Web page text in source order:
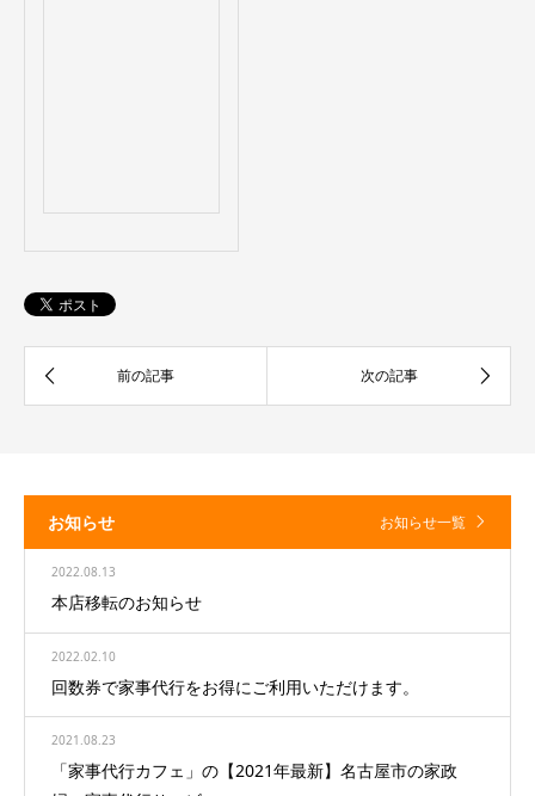
お知らせ お知らせ一覧
2022.08.13
本店移転のお知らせ
2022.02.10
回数券で家事代行をお得にご利用いただけます。
2021.08.23
「家事代行カフェ」の【2021年最新】名古屋市の家政